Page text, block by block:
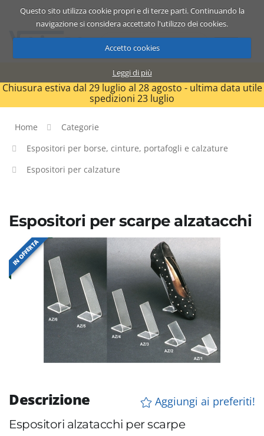
Questo sito utilizza cookie propri e di terze parti. Continuando la
navigazione si considera accettato l'utilizzo dei cookies.
Accetto cookies
Leggi di più
Catalogo Carrello ITA
Chiusura estiva dal 29 luglio al 28 agosto - ultima data utile
spedizioni 23 luglio
Home
Categorie
Espositori per borse, cinture, portafogli e calzature
Espositori per calzature
Espositori per scarpe alzatacchi
IN OFFERTA
Descrizione
Aggiungi ai preferiti!
Espositori alzatacchi per scarpe